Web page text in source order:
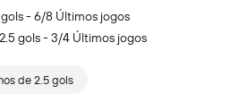
- 6/8 Últimos jogos
gols - 3/4 Últimos jogos
de 2.5 gols